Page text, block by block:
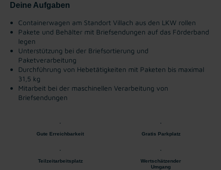
Deine Aufgaben
Containerwagen am Standort Villach aus den LKW rollen
Pakete und Behälter mit Briefsendungen auf das Förderband
legen
Unterstützung bei der Briefsortierung und
Paketverarbeitung
Durchführung von Hebetätigkeiten mit Paketen bis maximal
31,5 kg
Mitarbeit bei der maschinellen Verarbeitung von
Briefsendungen
Gute Erreichbarkeit Gratis Parkplatz
Teilzeitarbeitsplatz
Wertschätzender
Umgang